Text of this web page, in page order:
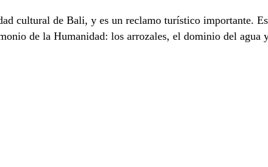
cultural de Bali, y es un reclamo turístico importante.
de la Humanidad: los arrozales, el dominio del agua